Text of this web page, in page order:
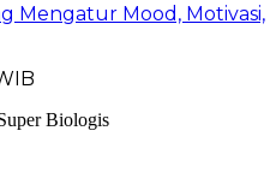
Mengatur Mood, Motivasi,